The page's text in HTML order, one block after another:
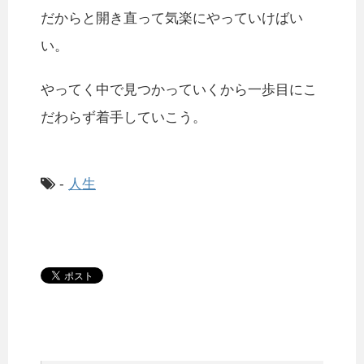
だからと開き直って気楽にやっていけばい
い。
やってく中で見つかっていくから一歩目にこ
だわらず着手していこう。
- 人生